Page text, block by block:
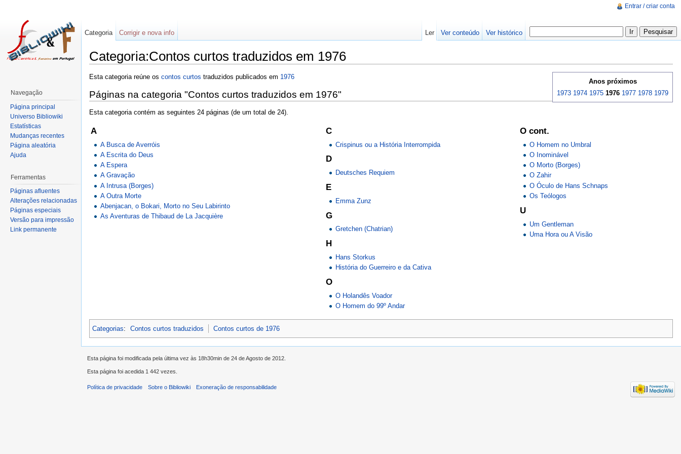
Categoria:Contos curtos traduzidos em 1976
Anos próximos
1973 1974 1975 1976 1977 1978 1979
Esta categoria reúne os contos curtos traduzidos publicados em 1976
Páginas na categoria "Contos curtos traduzidos em 1976"
Esta categoria contém as seguintes 24 páginas (de um total de 24).
A
A Busca de Averróis
A Escrita do Deus
A Espera
A Gravação
A Intrusa (Borges)
A Outra Morte
Abenjacan, o Bokari, Morto no Seu Labirinto
As Aventuras de Thibaud de La Jacquière
C
Crispinus ou a História Interrompida
D
Deutsches Requiem
E
Emma Zunz
G
Gretchen (Chatrian)
H
Hans Storkus
História do Guerreiro e da Cativa
O
O Holandês Voador
O Homem do 99º Andar
O cont.
O Homem no Umbral
O Inominável
O Morto (Borges)
O Zahir
O Óculo de Hans Schnaps
Os Teólogos
U
Um Gentleman
Uma Hora ou A Visão
Categorias: Contos curtos traduzidos Contos curtos de 1976
Entrar / criar conta
Categoria Corrigir e nova info Ler Ver conteúdo Ver histórico
Navegação
Página principal
Universo Bibliowiki
Estatísticas
Mudanças recentes
Página aleatória
Ajuda
Ferramentas
Páginas afluentes
Alterações relacionadas
Páginas especiais
Versão para impressão
Link permanente
Esta página foi modificada pela última vez às 18h30min de 24 de Agosto de 2012.
Esta página foi acedida 1 442 vezes.
Política de privacidade Sobre o Bibliowiki Exoneração de responsabilidade